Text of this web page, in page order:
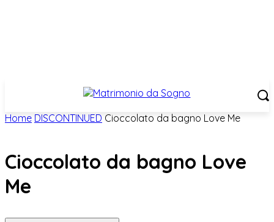
Home DISCONTINUED Cioccolato da bagno Love Me
Cioccolato da bagno Love
Me